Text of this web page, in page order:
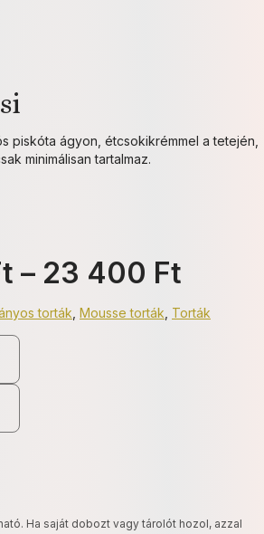
piskóta ágyon, étcsokikrémmel a tetején,
minimálisan tartalmaz.
– 23 400 Ft
13
torták Mousse torták Torták
Ha saját dobozt vagy tárolót hozol, azzal